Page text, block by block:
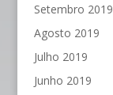
Setembro 2019
Agosto 2019
Julho 2019
Junho 2019